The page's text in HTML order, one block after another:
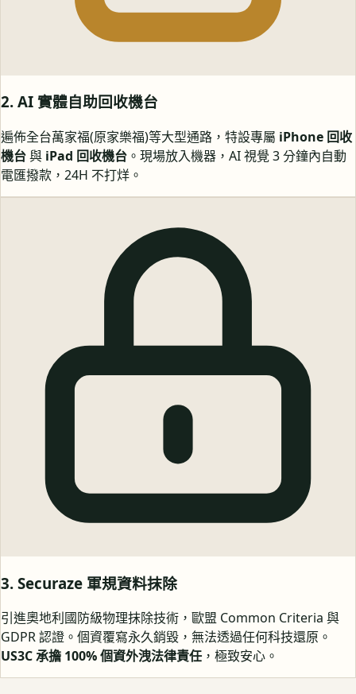
2. AI 實體自助回收機台
遍佈全台萬家福(原家樂福)等大型通路，特設專屬 iPhone 回收
機台與 iPad 回收機台 。現場放入機器，AI 視覺 3 分鐘內自動
電匯撥款，24H 不打烊。
3. Securaze 軍規資料抹除
引進奧地利國防級物理抹除技術，歐盟 Common Criteria 與
GDPR 認證。個資覆寫永久銷毀，無法透過任何科技還原。
US3C 承擔 100% 個資外洩法律責任 ，極致安心。